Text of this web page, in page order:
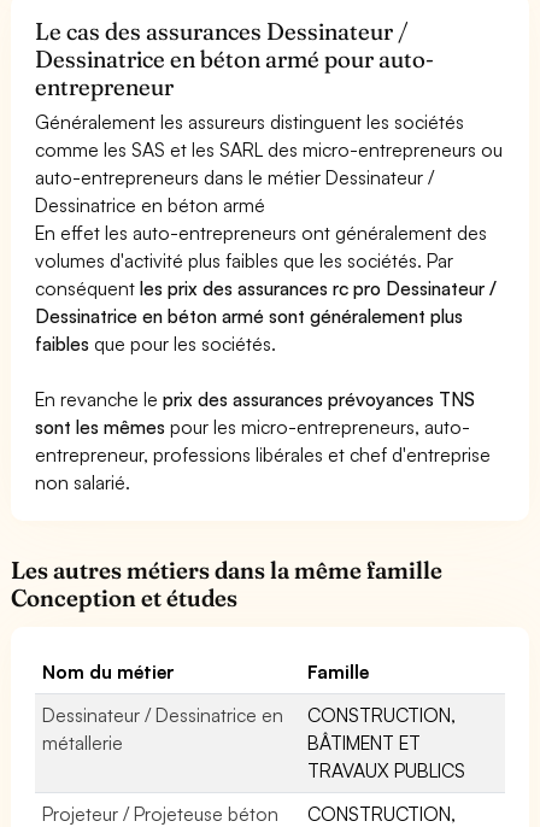
Le cas des assurances Dessinateur /
Dessinatrice en béton armé pour auto-
entrepreneur
Généralement les assureurs distinguent les sociétés
comme les SAS et les SARL des micro-entrepreneurs ou
auto-entrepreneurs dans le métier Dessinateur /
Dessinatrice en béton armé
En effet les auto-entrepreneurs ont généralement des
volumes d'activité plus faibles que les sociétés. Par
conséquentles prix des assurances rc pro Dessinateur /
Dessinatrice en béton armé sont généralement plus
faibles que pour les sociétés.
En revanche leprix des assurances prévoyances TNS
sont les mêmes pour les micro-entrepreneurs, auto-
entrepreneur, professions libérales et chef d'entreprise
non salarié.
Les autres métiers dans la même famille
Conception et études
Nom du métier
Famille
Dessinateur / Dessinatrice en
métallerie
CONSTRUCTION,
BÂTIMENT ET
TRAVAUX PUBLICS
Projeteur / Projeteuse béton
CONSTRUCTION,